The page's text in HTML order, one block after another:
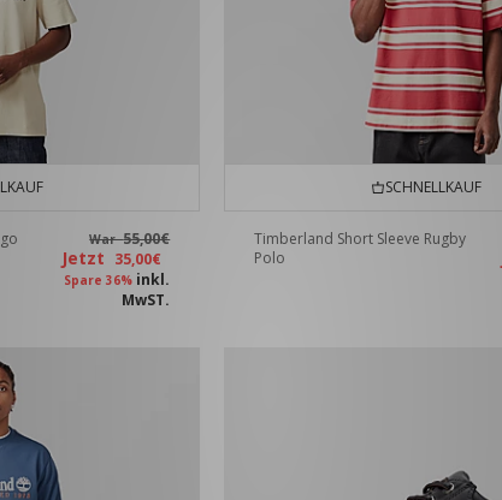
War55,00€
Jetzt 35,00€
Spare 36% inkl.
MwST.
SCHNELLKAUF
Timberland Short Sleeve Rugby
Polo